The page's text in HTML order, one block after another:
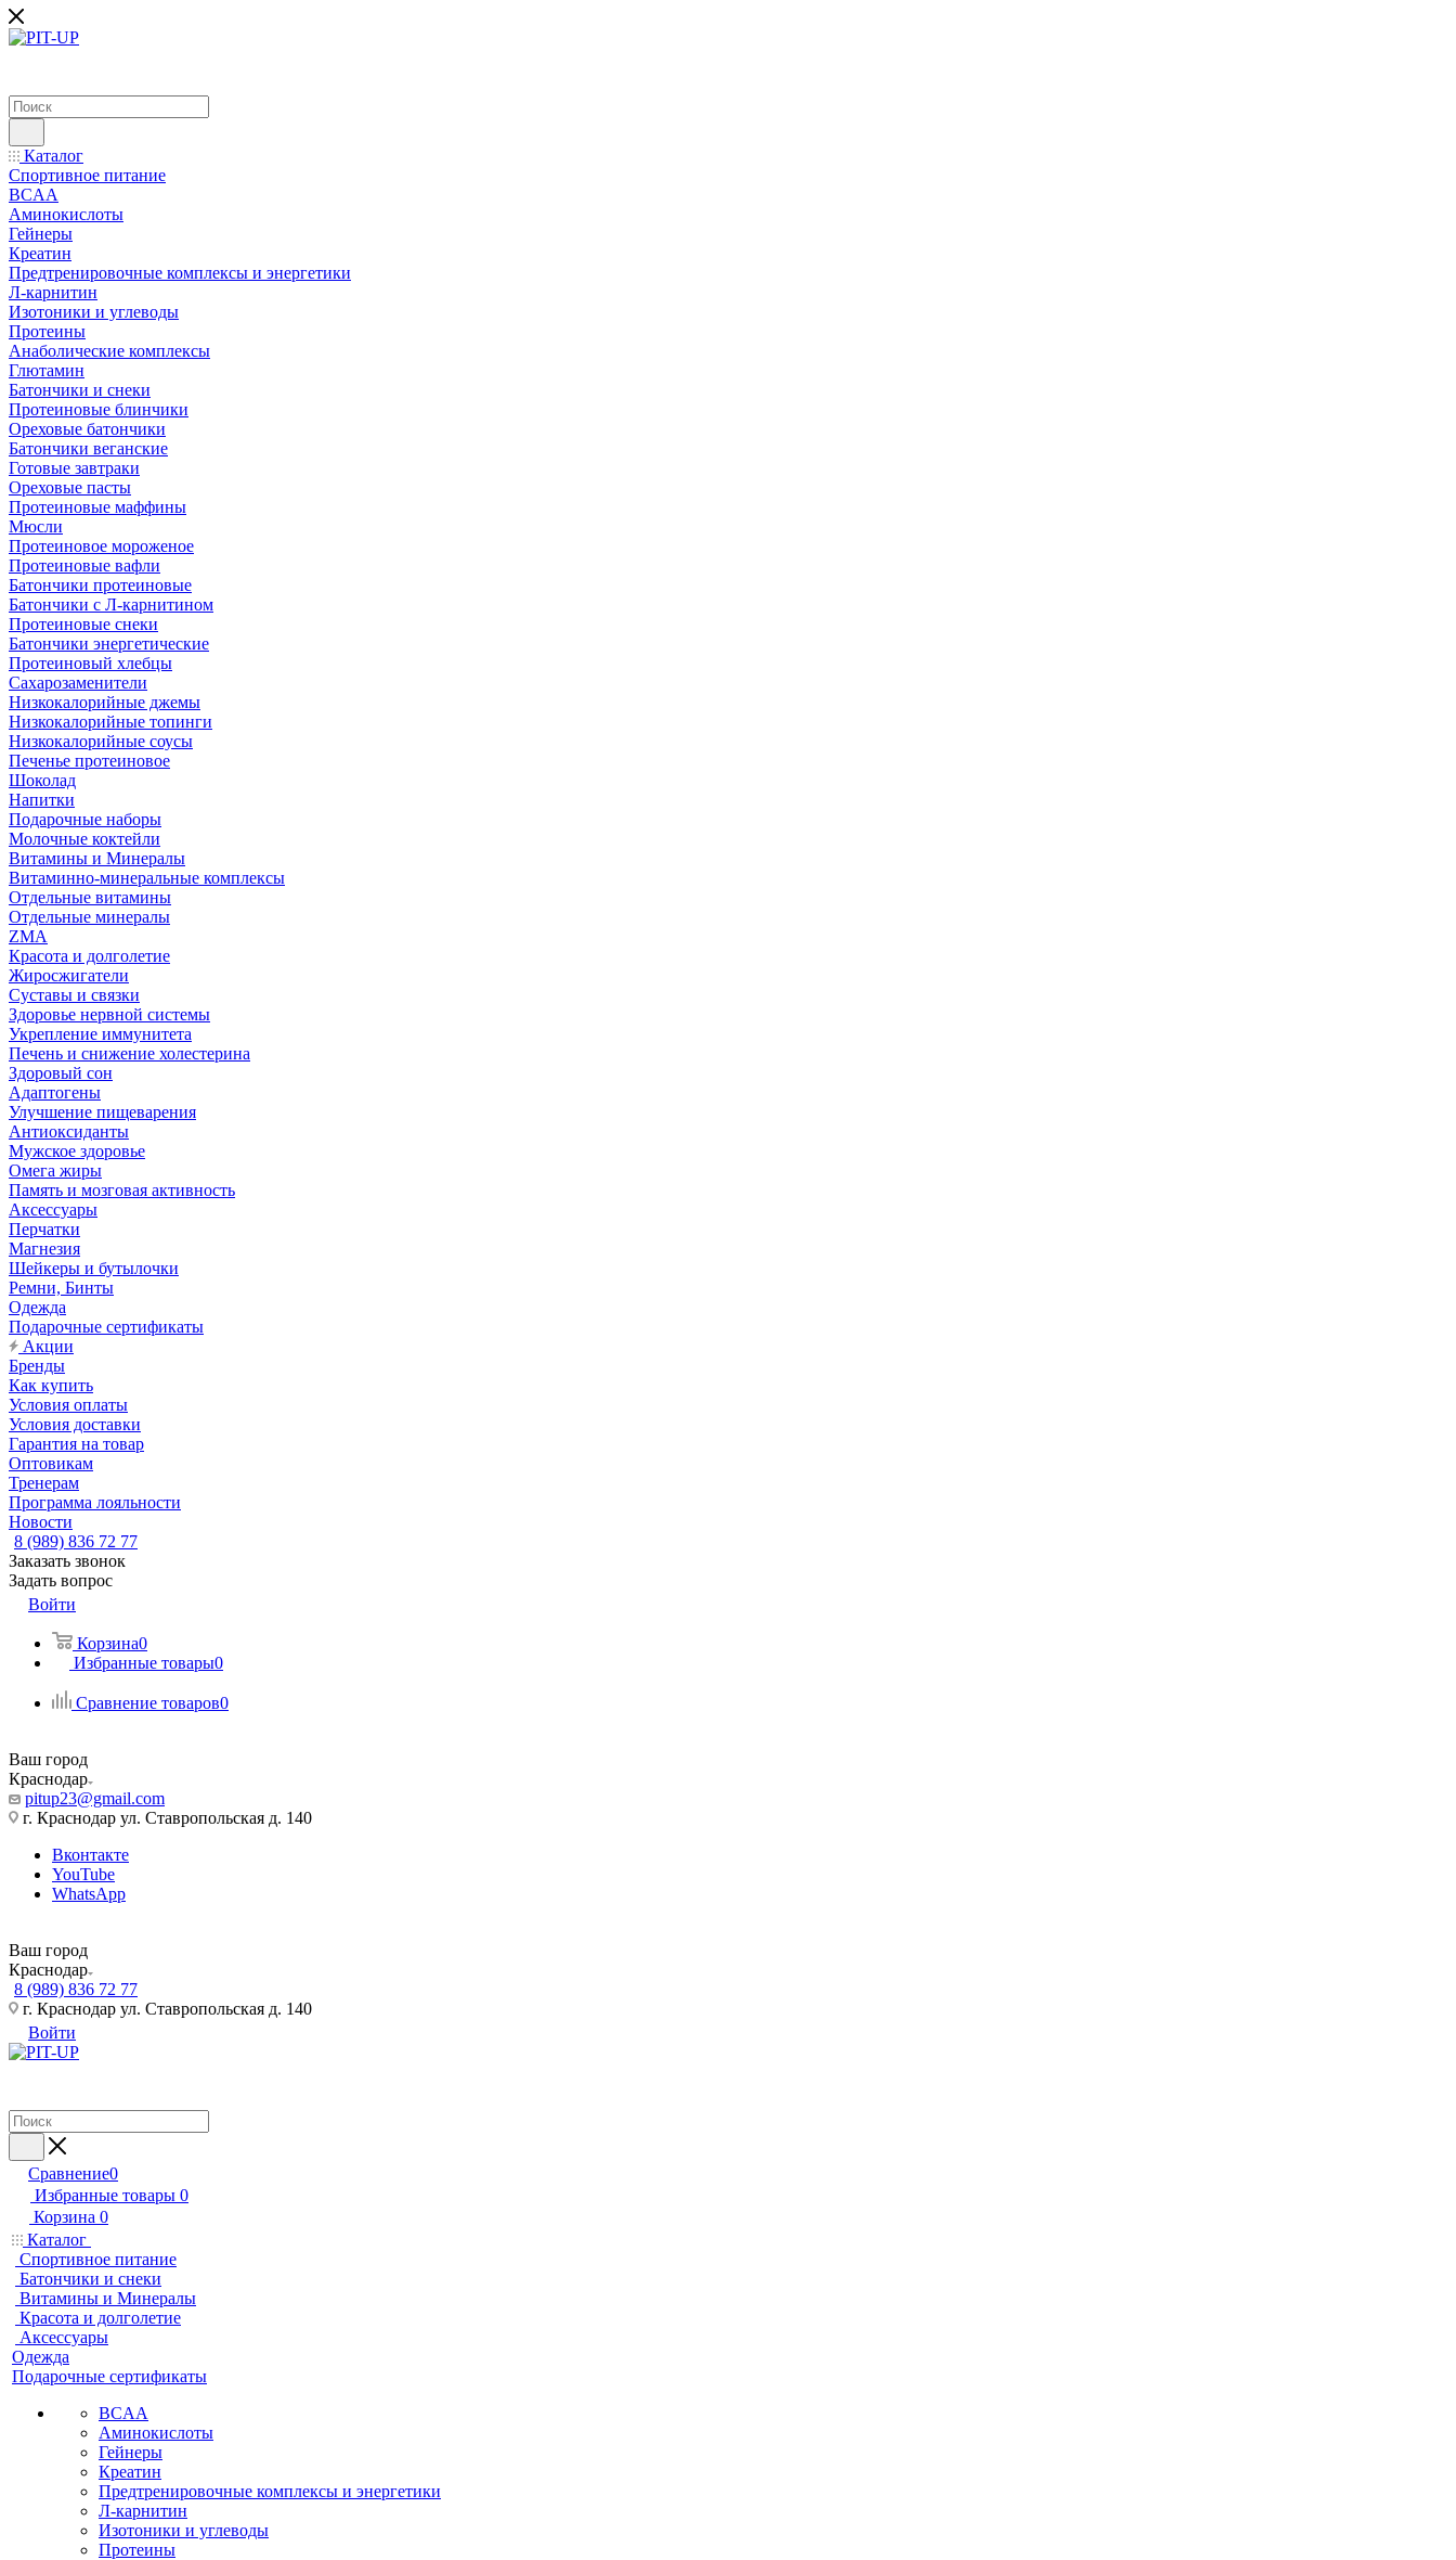
Каталог
Спортивное питание
BCAA
Аминокислоты
Гейнеры
Креатин
Предтренировочные комплексы и энергетики
Л-карнитин
Изотоники и углеводы
Протеины
Анаболические комплексы
Глютамин
Батончики и снеки
Протеиновые блинчики
Ореховые батончики
Батончики веганские
Готовые завтраки
Ореховые пасты
Протеиновые маффины
Мюсли
Протеиновое мороженое
Протеиновые вафли
Батончики протеиновые
Батончики с Л-карнитином
Протеиновые снеки
Батончики энергетические
Протеиновый хлебцы
Сахарозаменители
Низкокалорийные джемы
Низкокалорийные топинги
Низкокалорийные соусы
Печенье протеиновое
Шоколад
Напитки
Подарочные наборы
Молочные коктейли
Витамины и Минералы
Витаминно-минеральные комплексы
Отдельные витамины
Отдельные минералы
ZMA
Красота и долголетие
Жиросжигатели
Суставы и связки
Здоровье нервной системы
Укрепление иммунитета
Печень и снижение холестерина
Здоровый сон
Адаптогены
Улучшение пищеварения
Антиоксиданты
Мужское здоровье
Омега жиры
Память и мозговая активность
Аксессуары
Перчатки
Магнезия
Шейкеры и бутылочки
Ремни, Бинты
Одежда
Подарочные сертификаты
Акции
Бренды
Как купить
Условия оплаты
Условия доставки
Гарантия на товар
Оптовикам
Тренерам
Программа лояльности
Новости
8 (989) 836 72 77
Заказать звонок
Задать вопрос
Войти
Корзина0
Избранные товары0
Сравнение товаров0
Ваш город
Краснодар
pitup23@gmail.com
г. Краснодар ул. Ставропольская д. 140
Вконтакте
YouTube
WhatsApp
Ваш город
Краснодар
8 (989) 836 72 77
г. Краснодар ул. Ставропольская д. 140
Войти
Сравнение0
Избранные товары 0
Корзина 0
Каталог
Спортивное питание
Батончики и снеки
Витамины и Минералы
Красота и долголетие
Аксессуары
Одежда
Подарочные сертификаты
BCAA
Аминокислоты
Гейнеры
Креатин
Предтренировочные комплексы и энергетики
Л-карнитин
Изотоники и углеводы
Протеины